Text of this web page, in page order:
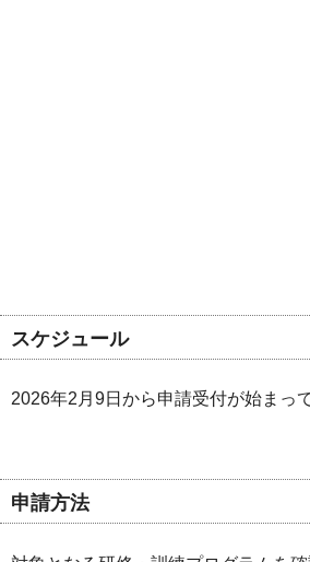
スケジュール
2026年2月9日から申請受付が始まっ
申請方法